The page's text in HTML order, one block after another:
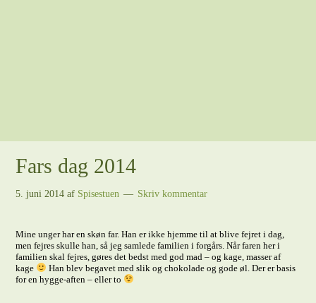
Fars dag 2014
5. juni 2014 af Spisestuen Skriv kommentar
Mine unger har en skøn far. Han er ikke hjemme til at blive fejret i dag,
men fejres skulle han, så jeg samlede familien i forgårs. Når faren her i
familien skal fejres, gøres det bedst med god mad – og kage, masser af
kage
Han blev begavet med slik og chokolade og gode øl. Der er basis
for en hygge-aften – eller to